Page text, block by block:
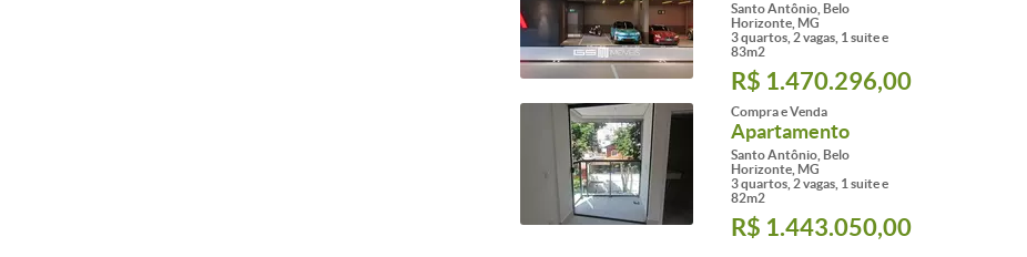
Santo Antônio, Belo
Horizonte, MG
3 quartos, 2 vagas, 1 suite e
83m2
R$ 1.470.296,00
Compra e Venda
Apartamento
Santo Antônio, Belo
Horizonte, MG
3 quartos, 2 vagas, 1 suite e
82m2
R$ 1.443.050,00